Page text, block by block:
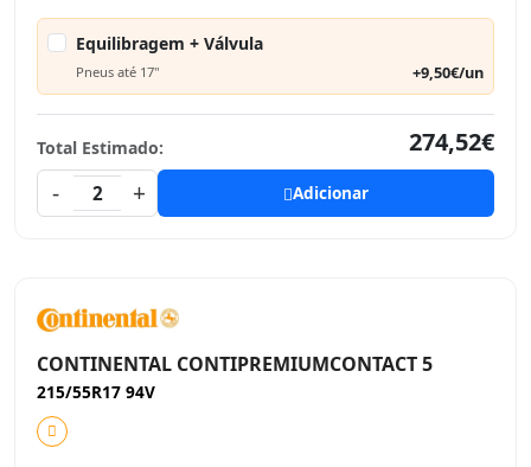
Equilibragem + Válvula
Pneus até 17" +9,50€/un
Total Estimado:
274,52€
-
2 + Adicionar
CONTINENTAL CONTIPREMIUMCONTACT 5
215/55R17 94V